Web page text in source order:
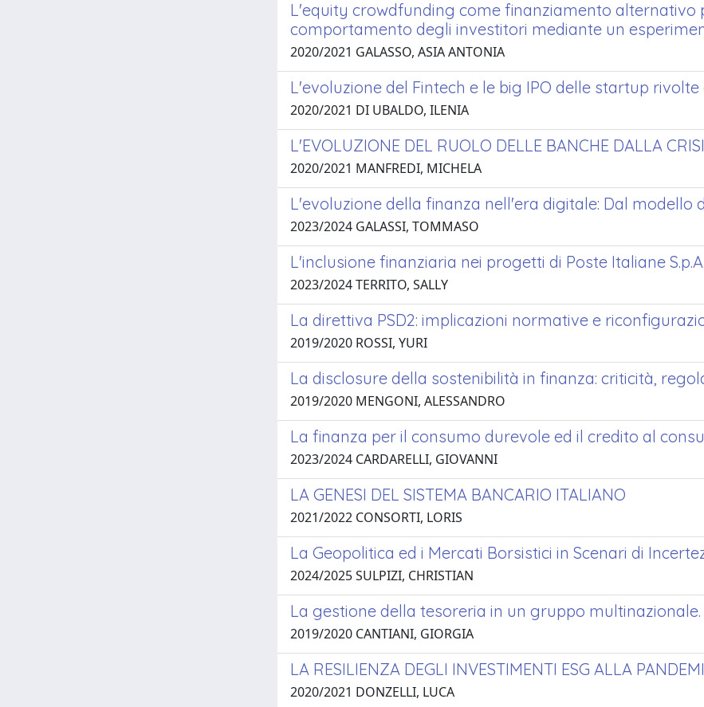
L'equity crowdfunding come finanziamento alternativo
comportamento degli investitori mediante un
2020/2021 GALASSO, ASIA ANTONIA
L'evoluzione del Fintech e le big IPO delle startup
2020/2021 DI UBALDO, ILENIA
L'EVOLUZIONE DEL RUOLO DELLE BANCHE DALLA
2020/2021 MANFREDI, MICHELA
L'evoluzione della finanza nell'era digitale: Dal modello
2023/2024 GALASSI, TOMMASO
L'inclusione finanziaria nei progetti di Poste Italiane S.p.A.
2023/2024 TERRITO, SALLY
La direttiva PSD2: implicazioni normative e
2019/2020 ROSSI, YURI
La disclosure della sostenibilità in finanza: criticità,
2019/2020 MENGONI, ALESSANDRO
La finanza per il consumo durevole ed il credito al
2023/2024 CARDARELLI, GIOVANNI
LA GENESI DEL SISTEMA BANCARIO ITALIANO
2021/2022 CONSORTI, LORIS
La Geopolitica ed i Mercati Borsistici in Scenari di
2024/2025 SULPIZI, CHRISTIAN
La gestione della tesoreria in un gruppo
2019/2020 CANTIANI, GIORGIA
LA RESILIENZA DEGLI INVESTIMENTI ESG ALLA
2020/2021 DONZELLI, LUCA